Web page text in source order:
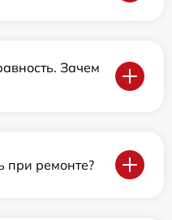
Зачем
при ремонте?